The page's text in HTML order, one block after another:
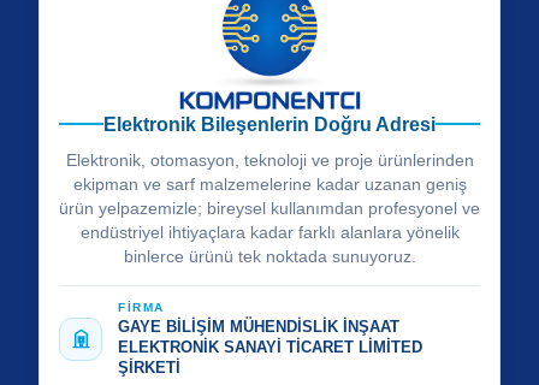
Elektronik Bileşenlerin Doğru Adresi
Elektronik, otomasyon, teknoloji ve proje ürünlerinden
ekipman ve sarf malzemelerine kadar uzanan geniş
ürün yelpazemizle; bireysel kullanımdan profesyonel ve
endüstriyel ihtiyaçlara kadar farklı alanlara yönelik
binlerce ürünü tek noktada sunuyoruz.
FİRMA
GAYE BİLİŞİM MÜHENDİSLİK İNŞAAT
ELEKTRONİK SANAYİ TİCARET LİMİTED
ŞİRKETİ